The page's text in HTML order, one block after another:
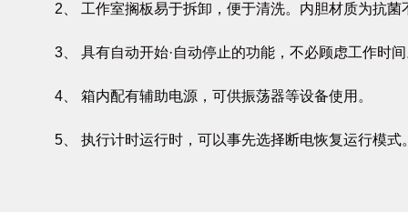
2、 工作室搁板易于拆卸，便于清洗。内胆材质为抗菌
3、 具有自动开始·自动停止的功能，不必顾虑工作时
4、 箱内配有辅助电源，可供振荡器等设备使用。
5、 执行计时运行时，可以事先选择断电恢复运行模式